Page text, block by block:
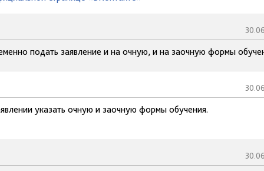
подать заявление и на очную, и на заочную формы
указать очную и заочную формы обучения.